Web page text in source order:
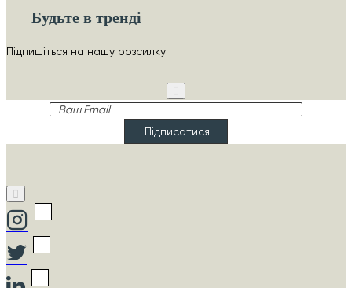
Будьте в тренді
Підпишіться на нашу розсилку
Ваш
Підписатися